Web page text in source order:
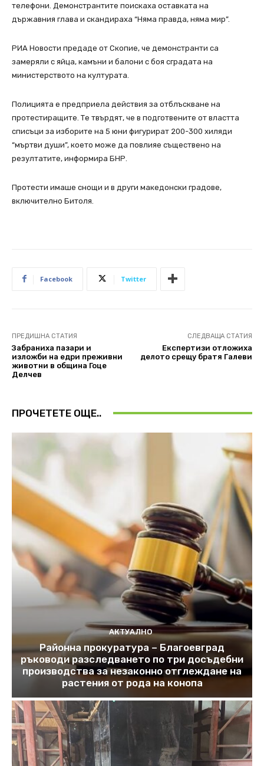
телефони. Демонстрантите поискаха оставката на
държавния глава и скандираха “Няма правда, няма мир”.
РИА Новости предаде от Скопие, че демонстранти са
замеряли с яйца, камъни и балони с боя сградата на
министерството на културата.
Полицията е предприела действия за отблъскване на
протестиращите. Те твърдят, че в подготвените от властта
списъци за изборите на 5 юни фигурират 200-300 хиляди
“мъртви души”, което може да повлияе съществено на
резултатите, информира БНР.
Протести имаше снощи и в други македонски градове,
включително Битоля.
Facebook Twitter
ПРЕДИШНА СТАТИЯ
Забраниха пазари и
изложби на едри преживни
животни в община Гоце
Делчев
СЛЕДВАЩА СТАТИЯ
Експертизи отложиха
делото срещу братя Галеви
ПРОЧЕТЕТЕ ОЩЕ..
АКТУАЛНО
Районна прокуратура – Благоевград
ръководи разследването по три досъдебни
производства за незаконно отглеждане на
растения от рода на конопа